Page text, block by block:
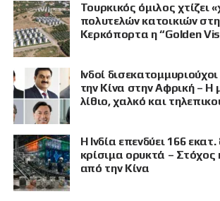
Τουρκικός όμιλος χτίζει
πολυτελών κατοικιών
Κερκόπορτα η “Golden
Ινδοί
την Κίνα στην Αφρική – Η
λίθιο, χαλκό και
Η Ινδία επενδύει 166
κρίσιμα ορυκτά –
από την Κίνα